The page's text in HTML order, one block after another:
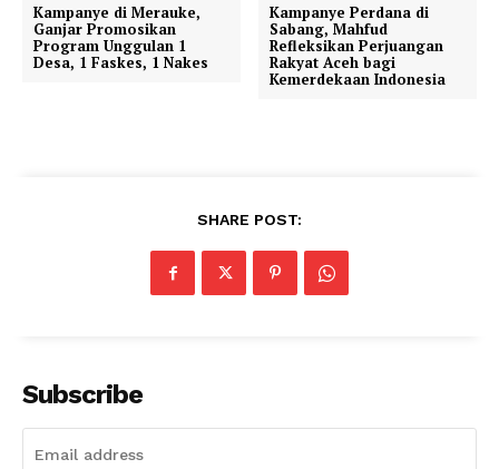
Kampanye di Merauke,
Ganjar Promosikan
Program Unggulan 1
Desa, 1 Faskes, 1 Nakes
Kampanye Perdana di
Sabang, Mahfud
Refleksikan Perjuangan
Rakyat Aceh bagi
Kemerdekaan Indonesia
SHARE POST:
Subscribe